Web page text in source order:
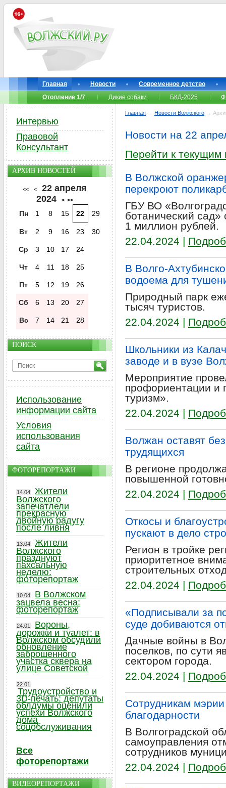
Главная Новости
Современное детство
Отопление 1/7
Дикие собаки БКД-2025
Главная → Новости Волжского →
Новости на 22
Перейти к текущим
В Волжской
перекроют
ГБУ ВО
ботанический
1 миллион рублей.
22.04.2024 |
В Волго-
водоема для
Природный парк
тысяч туристов.
22.04.2024 |
Школьники из
заводе и в вузе
Мероприятие
профориентации
туризм».
22.04.2024 |
Волжан оставят
трудящихся
В регионе
повышенной
22.04.2024 |
Откосы и
пускают в дело
Регион в тройке
приоритетное
строительных
22.04.2024 |
«Подписывали за
суде добиваются
Дачные войны в
поселков, по сути
сектором города.
22.04.2024 |
Сотрудникам
благодарности
В Волгоградской
самоуправления
сотрудников
22.04.2024 |
Интервью
Правовой
Консультант
АРХИВ НОВОСТЕЙ
<< <
22 апреля
2024
> >>
Пн 1 8 15 22 29
Вт 2 9 16 23 30
Ср 3 10 17 24
Чт 4 11 18 25
Пт 5 12 19 26
Сб 6 13 20 27
Вс 7 14 21 28
ПОИСК
Использование
информации сайта
Условия
использования
сайта
ФОТОРЕПОРТАЖИ
14.04
Жители
Волжского
запечатлели
прекрасную
двойную радугу
после ливня
13.04
Жители
Волжского
празднуют
пахсальную
неделю:
фоторепортаж
10.04
В Волжском
зацвела весна:
фоторепортаж
24.01
Вороны,
дорожки и туалет: в
Волжском обсудили
обновление
заброшенного
участка сквера на
улице Советской
22.01
Трудоустройство и
3D-печать: депутаты
облдумы оценили
успехи Волжского
дома
соцобслуживания
Все
фоторепортажи
ВИДЕОРЕПОРТАЖИ